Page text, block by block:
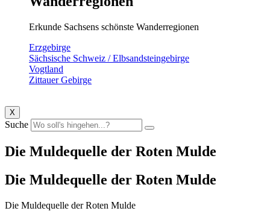
Erkunde Sachsens schönste Wanderregionen
Erzgebirge
Sächsische Schweiz / Elbsandsteingebirge
Vogtland
Zittauer Gebirge
X
Suche
Die Muldequelle der Roten Mulde
Die Muldequelle der Roten Mulde
Die Muldequelle der Roten Mulde